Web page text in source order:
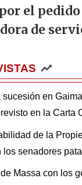
el
de
en
en la Carta
de la
los senadores
Massa con los